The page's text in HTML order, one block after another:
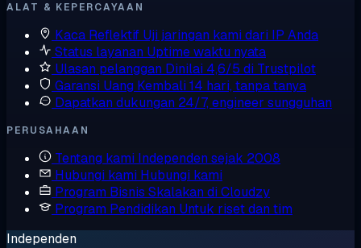
ALAT & KEPERCAYAAN
Kaca Reflektif Uji jaringan kami dari IP Anda
Status layanan Uptime waktu nyata
Ulasan pelanggan Dinilai 4,6/5 di Trustpilot
Garansi Uang Kembali 14 hari, tanpa tanya
Dapatkan dukungan 24/7, engineer sungguhan
PERUSAHAAN
Tentang kami Independen sejak 2008
Hubungi kami Hubungi kami
Program Bisnis Skalakan di Cloudzy
Program Pendidikan Untuk riset dan tim
Independen